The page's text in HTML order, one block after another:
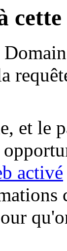
et le
activé